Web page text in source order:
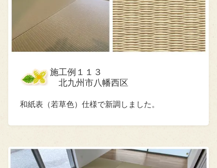
施工例１１３
北九州市八幡西区
和紙表（若草色）仕様で新調しました。